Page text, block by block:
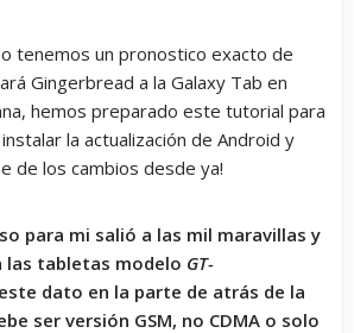
tenemos un pronostico exacto de
Gingerbread a la Galaxy Tab en
hemos preparado este tutorial para
la actualización de Android y
de los cambios desde ya!
para mi salió a las mil maravillas y
las tabletas modelo GT-
dato en la parte de atrás de la
ser versión GSM, no CDMA o solo